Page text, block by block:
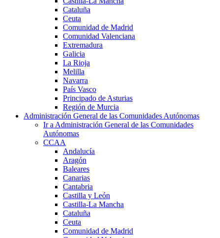
Cataluña
Ceuta
Comunidad de Madrid
Comunidad Valenciana
Extremadura
Galicia
La Rioja
Melilla
Navarra
País Vasco
Principado de Asturias
Región de Murcia
Administración General de las Comunidades Autónomas
Ir a Administración General de las Comunidades
Autónomas
CCAA
Andalucía
Aragón
Baleares
Canarias
Cantabria
Castilla y León
Castilla-La Mancha
Cataluña
Ceuta
Comunidad de Madrid